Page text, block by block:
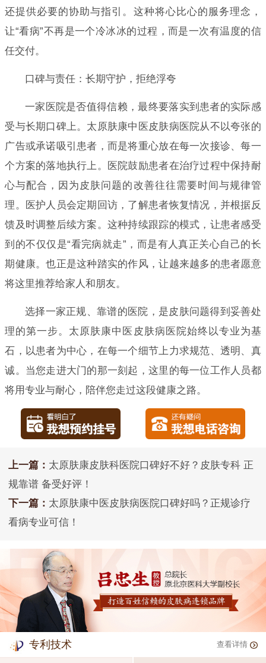
还提供必要的协助与指引。这种将心比心的服务理念，
让“看病”不再是一个冷冰冰的过程，而是一次有温度的信
任交付。
口碑与责任：长期守护，拒绝浮夸
一家医院是否值得信赖，最终要落实到患者的实际感
受与长期口碑上。太原肤康中医皮肤病医院从不以夸张的
广告或承诺吸引患者，而是将重心放在每一次接诊、每一
个方案的落地执行上。医院鼓励患者在治疗过程中保持耐
心与配合，因为皮肤问题的改善往往需要时间与规律管
理。医护人员会定期回访，了解患者恢复情况，并根据反
馈及时调整后续方案。这种持续跟踪的模式，让患者感受
到的不仅仅是“看完病就走”，而是有人真正关心自己的长
期健康。也正是这种踏实的作风，让越来越多的患者愿意
将这里推荐给家人和朋友。
选择一家正规、靠谱的医院，是皮肤问题得到妥善处
理的第一步。太原肤康中医皮肤病医院始终以专业为基
石，以患者为中心，在每一个细节上力求规范、透明、真
诚。当您走进大门的那一刻起，这里的每一位工作人员都
将用专业与耐心，陪伴您走过这段健康之路。
上一篇： 太原肤康皮肤科医院口碑好不好？皮肤专科 正
规靠谱 备受好评！
下一篇： 太原肤康中医皮肤病医院口碑好吗？正规诊疗
看病专业可信！
专利技术 查看详情